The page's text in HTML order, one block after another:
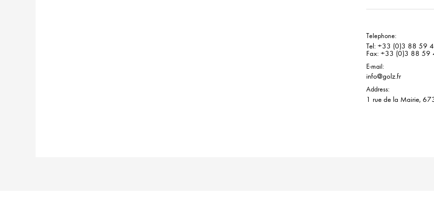
Telephone:
Tel: +33 (0)3 88 59
Fax: +33 (0)3 88 59
E-mail:
info@golz.fr
Address:
1 rue de la Mairie,